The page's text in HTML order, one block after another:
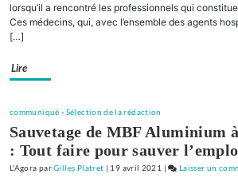
lorsqu’il a rencontré les professionnels qui
Ces médecins, qui, avec l’ensemble des agents
[…]
Lire
communiqué - Sélection de la rédaction
Sauvetage de MBF Aluminium
: Tout faire pour sauver
L'Agora parGilles Platret | 19 avril 2021 | Laisser un